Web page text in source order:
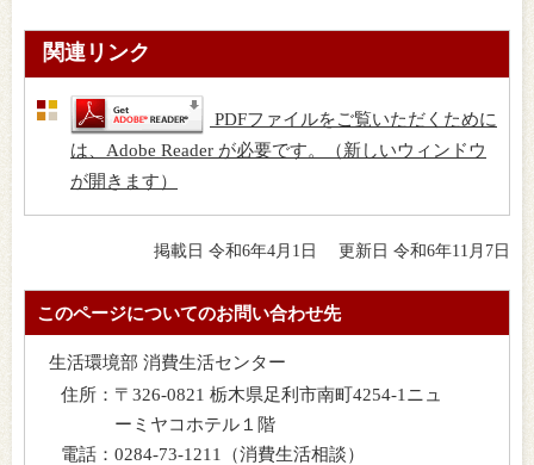
関連リンク
PDFファイルをご覧いただくために
は、Adobe Reader が必要です。（新しいウィンドウ
が開きます）
掲載日 令和6年4月1日 更新日 令和6年11月7日
このページについてのお問い合わせ先
生活環境部 消費生活センター
住所： 〒326-0821 栃木県足利市南町4254-1ニュ
ーミヤコホテル１階
電話： 0284-73-1211（消費生活相談）